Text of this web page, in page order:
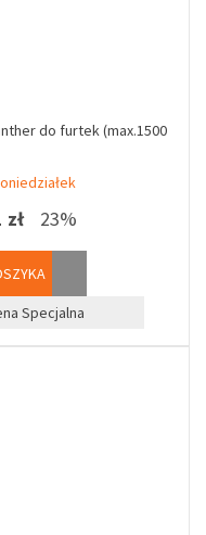
do furtek (max.1500
23%
Specjalna